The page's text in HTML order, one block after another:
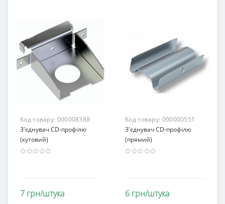
Код товару: 000008388
З'єднувач CD-профілю
(кутовий)
7 грн/штука
Код товару: 000000551
З'єднувач CD-профілю
(прямий)
6 грн/штука